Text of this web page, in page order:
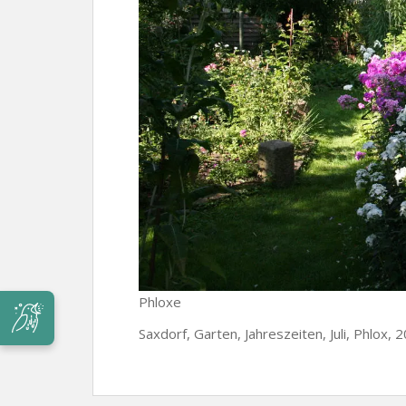
Phloxe
Saxdorf, Garten, Jahreszeiten, Juli, Phlox,